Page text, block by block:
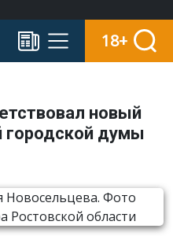
18+
новый
городской думы